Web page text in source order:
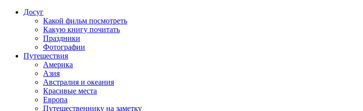
Досуг
Какой фильм посмотреть
Какую книгу почитать
Праздники
Фотографии
Путешествия
Америка
Азия
Австралия и океания
Красивые места
Европа
Путешественнику на заметку